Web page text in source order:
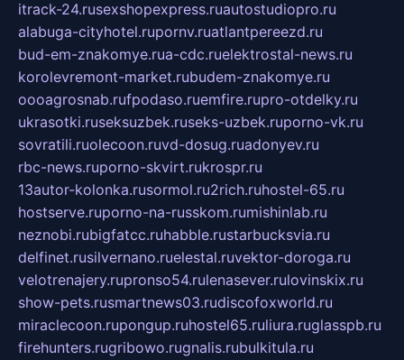
itrack-24.rusexshopexpress.ruautostudiopro.ru
alabuga-cityhotel.rupornv.ruatlantpereezd.ru
bud-em-znakomye.rua-cdc.ruelektrostal-news.ru
korolevremont-market.rubudem-znakomye.ru
oooagrosnab.rufpodaso.ruemfire.rupro-otdelky.ru
ukrasotki.ruseksuzbek.ruseks-uzbek.ruporno-vk.ru
sovratili.ruolecoon.ruvd-dosug.ruadonyev.ru
rbc-news.ruporno-skvirt.rukrospr.ru
13autor-kolonka.rusormol.ru2rich.ruhostel-65.ru
hostserve.ruporno-na-russkom.rumishinlab.ru
neznobi.rubigfatcc.ruhabble.rustarbucksvia.ru
delfinet.rusilvernano.ruelestal.ruvektor-doroga.ru
velotrenajery.rupronso54.rulenasever.rulovinskix.ru
show-pets.rusmartnews03.rudiscofoxworld.ru
miraclecoon.rupongup.ruhostel65.ruliura.ruglasspb.ru
firehunters.rugribowo.rugnalis.rubulkitula.ru